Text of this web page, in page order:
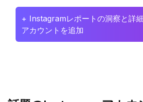
+ Instagramレポートの洞察と詳
アカウントを追加